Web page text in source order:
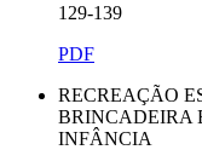
129-139
PDF
RECREAÇÃO
BRINCADEIRA
INFÂNCIA